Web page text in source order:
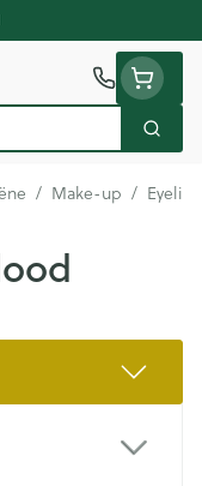
Zoek
/ Make-up /